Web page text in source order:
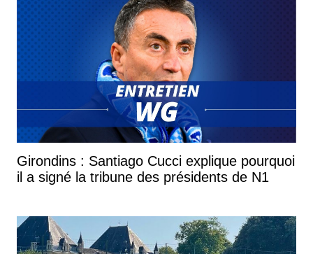
Girondins : Santiago Cucci explique pourquoi
il a signé la tribune des présidents de N1